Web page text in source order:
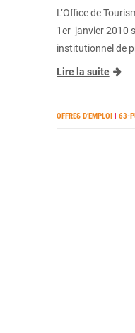
L’Office de
1er janvier 2010
institutionnel de
Lire la suite
OFFRES D’EMPLOI | 63-